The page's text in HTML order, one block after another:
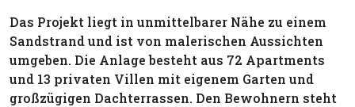
Das Projekt liegt in unmittelbarer Nähe zu einem
Sandstrand und ist von malerischen Aussichten
umgeben. Die Anlage besteht aus 72 Apartments
und 13 privaten Villen mit eigenem Garten und
großzügigen Dachterrassen. Den Bewohnern steht